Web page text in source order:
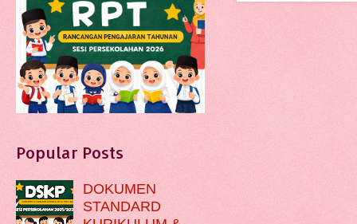
Popular Posts
DOKUMEN
STANDARD